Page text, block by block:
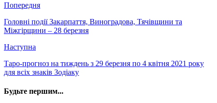
Попередня
Головні події Закарпаття, Виноградова, Тячівщини та
Міжгірщини – 28 березня
Наступна
Таро-прогноз на тиждень з 29 березня по 4 квітня 2021 року
для всіх знаків Зодіаку
Будьте першим...